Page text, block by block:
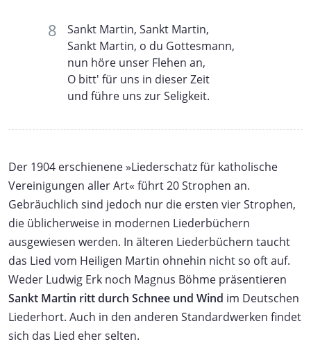
Sankt Martin, Sankt Martin,
Sankt Martin, o du Gottesmann,
nun höre unser Flehen an,
O bitt' für uns in dieser Zeit
und führe uns zur Seligkeit.
Der 1904 erschienene »Liederschatz für katholische
Vereinigungen aller Art« führt 20 Strophen an.
Gebräuchlich sind jedoch nur die ersten vier Strophen,
die üblicherweise in modernen Liederbüchern
ausgewiesen werden. In älteren Liederbüchern taucht
das Lied vom Heiligen Martin ohnehin nicht so oft auf.
Weder Ludwig Erk noch Magnus Böhme präsentieren
Sankt Martin ritt durch Schnee und Wind im Deutschen
Liederhort. Auch in den anderen Standardwerken findet
sich das Lied eher selten.